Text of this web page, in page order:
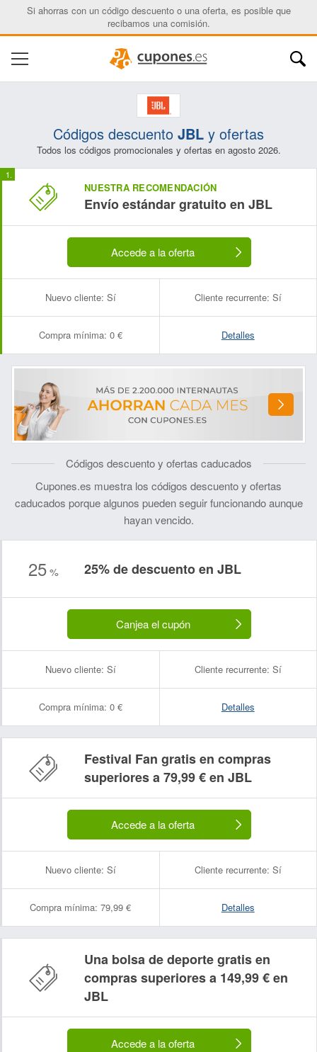
Si ahorras con un código descuento o una oferta, es posible que
recibamos una comisión.
Códigos descuento JBL y ofertas
Todos los códigos promocionales y ofertas en agosto 2026.
NUESTRA RECOMENDACIÓN
Envío estándar gratuito en JBL
Accede a la oferta
Nuevo cliente: Sí Cliente recurrente: Sí
Compra mínima: 0 € Detalles
Códigos descuento y ofertas caducados
Cupones.es muestra los códigos descuento y ofertas
caducados porque algunos pueden seguir funcionando aunque
hayan vencido.
25 % 25% de descuento en JBL
Canjea el cupón
Nuevo cliente: Sí Cliente recurrente: Sí
Compra mínima: 0 € Detalles
Festival Fan gratis en compras
superiores a 79,99 € en JBL
Accede a la oferta
Nuevo cliente: Sí Cliente recurrente: Sí
Compra mínima: 79,99 € Detalles
Una bolsa de deporte gratis en
compras superiores a 149,99 € en
JBL
Accede a la oferta